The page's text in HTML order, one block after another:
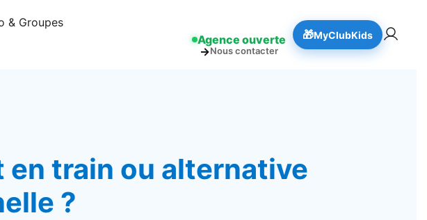
& Groupes
Agence ouverte
→Nous contacter
🎁MyClubKids
en train ou alternative
?
dès maintenant !